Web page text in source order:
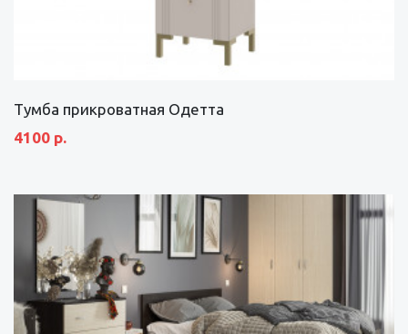
Тумба прикроватная Одетта
4100 р.